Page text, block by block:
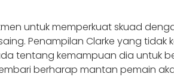
untuk memperkuat skuad
Penampilan Clarke yang tidak
tentang kemampuan dia untuk
berharap mantan pemain